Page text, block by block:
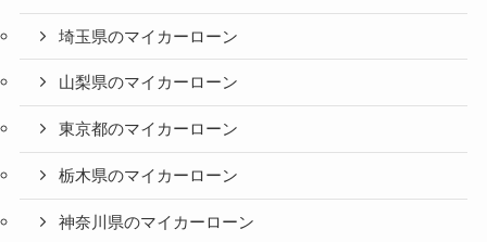
埼玉県のマイカーローン
山梨県のマイカーローン
東京都のマイカーローン
栃木県のマイカーローン
神奈川県のマイカーローン